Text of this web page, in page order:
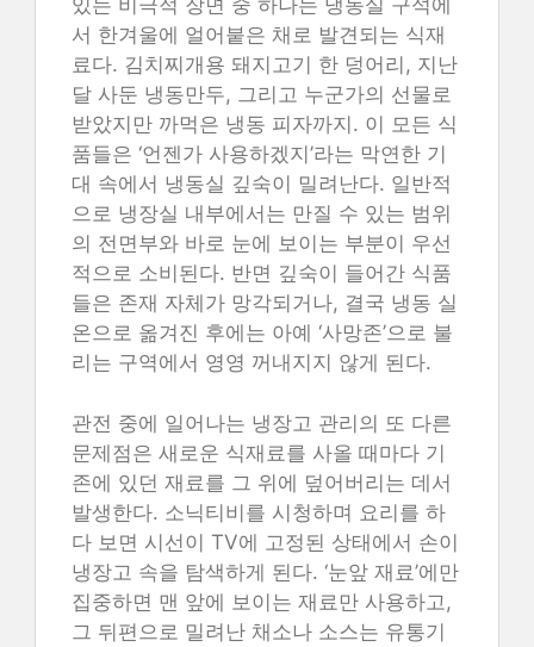
있는 비극적 장면 중 하나는 냉동실 구석에
서 한겨울에 얼어붙은 채로 발견되는 식재
료다. 김치찌개용 돼지고기 한 덩어리, 지난
달 사둔 냉동만두, 그리고 누군가의 선물로
받았지만 까먹은 냉동 피자까지. 이 모든 식
품들은 ‘언젠가 사용하겠지’라는 막연한 기
대 속에서 냉동실 깊숙이 밀려난다. 일반적
으로 냉장실 내부에서는 만질 수 있는 범위
의 전면부와 바로 눈에 보이는 부분이 우선
적으로 소비된다. 반면 깊숙이 들어간 식품
들은 존재 자체가 망각되거나, 결국 냉동 실
온으로 옮겨진 후에는 아예 ‘사망존’으로 불
리는 구역에서 영영 꺼내지지 않게 된다.
관전 중에 일어나는 냉장고 관리의 또 다른
문제점은 새로운 식재료를 사올 때마다 기
존에 있던 재료를 그 위에 덮어버리는 데서
발생한다. 소닉티비를 시청하며 요리를 하
다 보면 시선이 TV에 고정된 상태에서 손이
냉장고 속을 탐색하게 된다. ‘눈앞 재료’에만
집중하면 맨 앞에 보이는 재료만 사용하고,
그 뒤편으로 밀려난 채소나 소스는 유통기